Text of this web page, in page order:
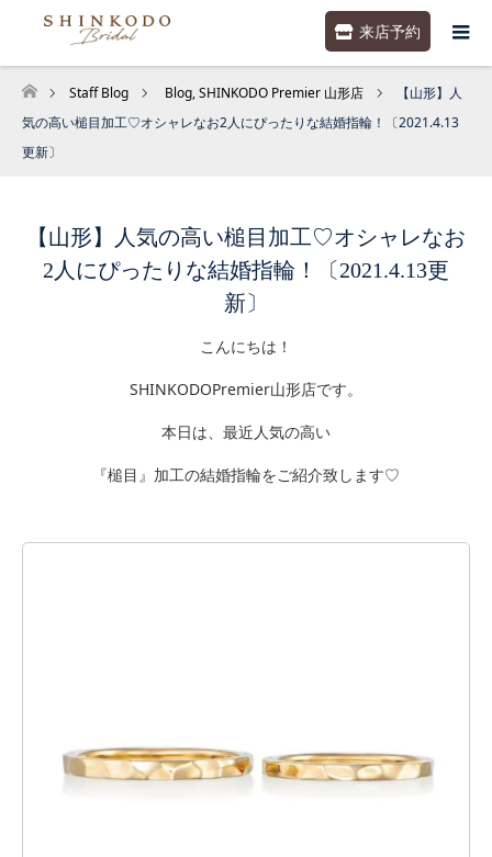
来店予約
ホーム
Staff Blog Blog,SHINKODO Premier 山形店
【山形】人
気の高い槌目加工♡オシャレなお2人にぴったりな結婚指輪！〔2021.4.13
更新〕
【山形】人気の高い槌目加工♡オシャレなお
2人にぴったりな結婚指輪！〔2021.4.13更
新〕
こんにちは！
SHINKODOPremier山形店です。
本日は、最近人気の高い
『槌目』加工の結婚指輪をご紹介致します♡